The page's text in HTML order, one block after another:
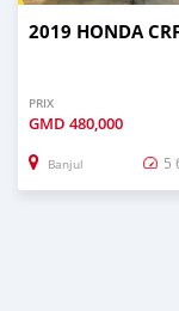
2019 HONDA
PRIX
GMD 480,000
Banjul 5